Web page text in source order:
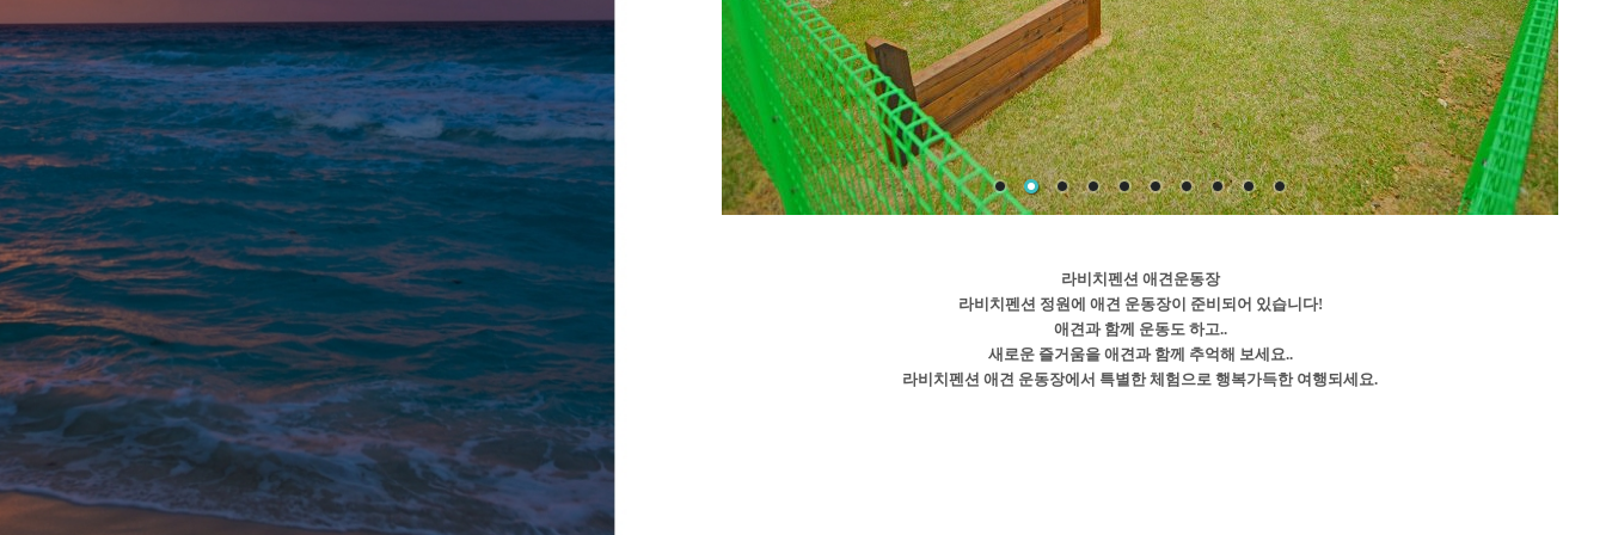
라비치펜션 애견운동장
라비치펜션 정원에 애견 운동장이 준비되어 있습니다!
애견과 함께 운동도 하고..
새로운 즐거움을 애견과 함께 추억해 보세요..
라비치펜션 애견 운동장에서 특별한 체험으로 행복가득한 여행되세요.